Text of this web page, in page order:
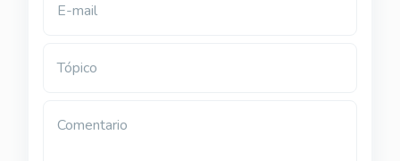
E-mail
Tópico
Comentario